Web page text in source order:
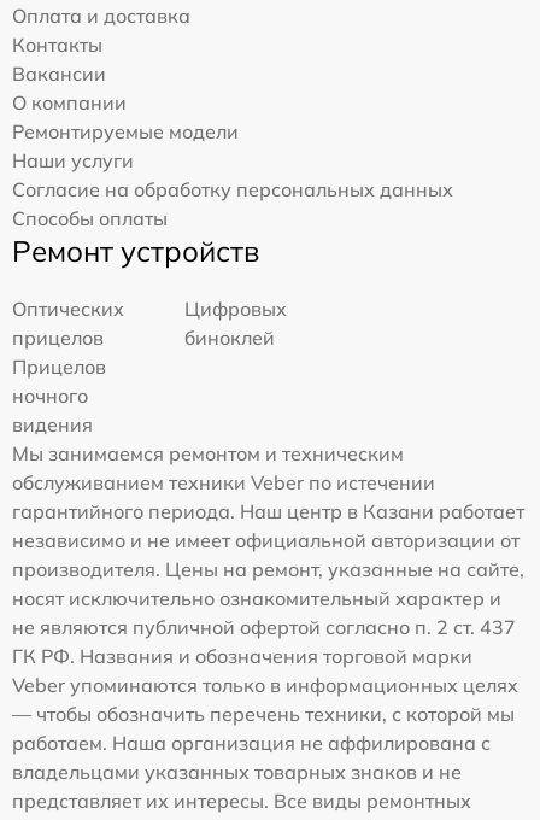
Оплата и доставка
Контакты
Вакансии
О компании
Ремонтируемые модели
Наши услуги
Согласие на обработку персональных данных
Способы оплаты
Ремонт устройств
Оптических
прицелов
Цифровых
биноклей
Прицелов
ночного
видения
Мы занимаемся ремонтом и техническим
обслуживанием техники Veber по истечении
гарантийного периода. Наш центр в Казани работает
независимо и не имеет официальной авторизации от
производителя. Цены на ремонт, указанные на сайте,
носят исключительно ознакомительный характер и
не являются публичной офертой согласно п. 2 ст. 437
ГК РФ. Названия и обозначения торговой марки
Veber упоминаются только в информационных целях
— чтобы обозначить перечень техники, с которой мы
работаем. Наша организация не аффилирована с
владельцами указанных товарных знаков и не
представляет их интересы. Все виды ремонтных